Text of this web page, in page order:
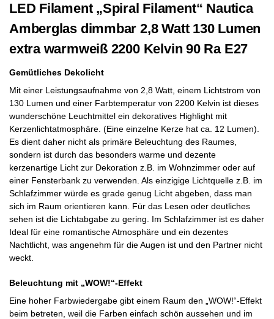
LED Filament „Spiral Filament“ Nautica
Amberglas dimmbar 2,8 Watt 130 Lumen
extra warmweiß 2200 Kelvin 90 Ra E27
Gemütliches Dekolicht
Mit einer Leistungsaufnahme von 2,8 Watt, einem Lichtstrom von
130 Lumen und einer Farbtemperatur von 2200 Kelvin ist dieses
wunderschöne Leuchtmittel ein dekoratives Highlight mit
Kerzenlichtatmosphäre. (Eine einzelne Kerze hat ca. 12 Lumen).
Es dient daher nicht als primäre Beleuchtung des Raumes,
sondern ist durch das besonders warme und dezente
kerzenartige Licht zur Dekoration z.B. im Wohnzimmer oder auf
einer Fensterbank zu verwenden. Als einzigige Lichtquelle z.B. im
Schlafzimmer würde es grade genug Licht abgeben, dass man
sich im Raum orientieren kann. Für das Lesen oder deutliches
sehen ist die Lichtabgabe zu gering. Im Schlafzimmer ist es daher
Ideal für eine romantische Atmosphäre und ein dezentes
Nachtlicht, was angenehm für die Augen ist und den Partner nicht
weckt.
Beleuchtung mit „WOW!“-Effekt
Eine hoher Farbwiedergabe gibt einem Raum den „WOW!“-Effekt
beim betreten, weil die Farben einfach schön aussehen und im